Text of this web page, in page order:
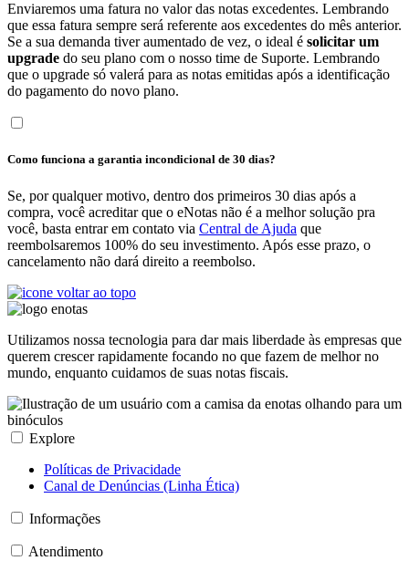
Enviaremos uma fatura no valor das notas excedentes. Lembrando
que essa fatura sempre será referente aos excedentes do mês anterior.
Se a sua demanda tiver aumentado de vez, o ideal é solicitar um
upgrade do seu plano com o nosso time de Suporte. Lembrando
que o upgrade só valerá para as notas emitidas após a identificação
do pagamento do novo plano.
Como funciona a garantia incondicional de 30 dias?
Se, por qualquer motivo, dentro dos primeiros 30 dias após a
compra, você acreditar que o eNotas não é a melhor solução pra
você, basta entrar em contato via Central de Ajuda que
reembolsaremos 100% do seu investimento. Após esse prazo, o
cancelamento não dará direito a reembolso.
Utilizamos nossa tecnologia para dar mais liberdade às empresas que
querem crescer rapidamente focando no que fazem de melhor no
mundo, enquanto cuidamos de suas notas fiscais.
Explore
Políticas de Privacidade
Canal de Denúncias (Linha Ética)
Informações
Atendimento